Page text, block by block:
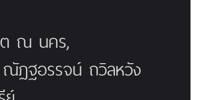
ต ณ นคร,
ฏฐอรรจน์ ถวิลหวัง